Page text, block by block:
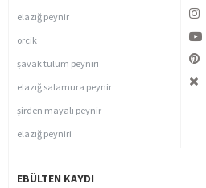
elazığ peynir
orcik
şavak tulum peyniri
elazığ salamura peynir
şirden mayalı peynir
elazığ peyniri
EBÜLTEN KAYDI